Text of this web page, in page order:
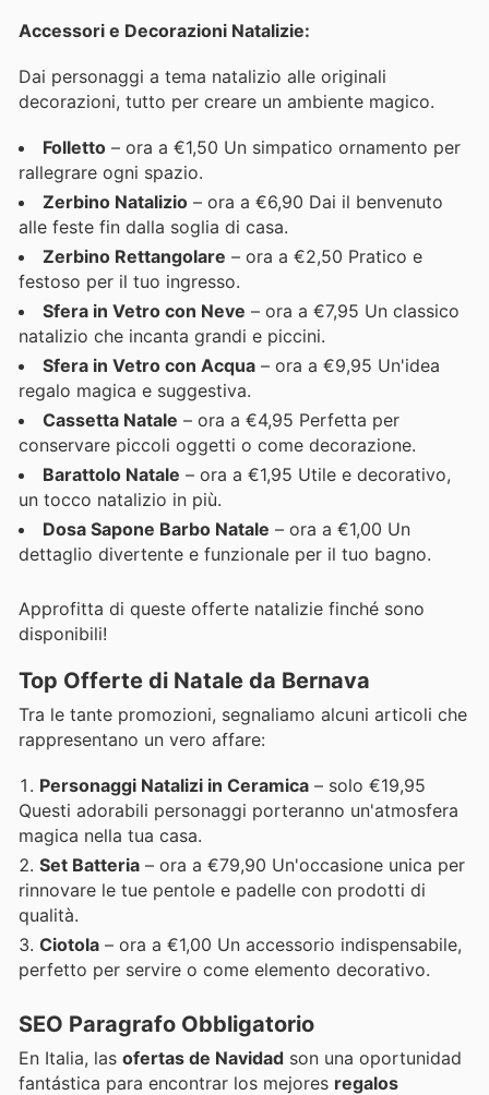
Accessori e Decorazioni Natalizie:
Dai personaggi a tema natalizio alle originali
decorazioni, tutto per creare un ambiente magico.
Folletto – ora a €1,50 Un simpatico ornamento per
rallegrare ogni spazio.
Zerbino Natalizio – ora a €6,90 Dai il benvenuto
alle feste fin dalla soglia di casa.
Zerbino Rettangolare – ora a €2,50 Pratico e
festoso per il tuo ingresso.
Sfera in Vetro con Neve – ora a €7,95 Un classico
natalizio che incanta grandi e piccini.
Sfera in Vetro con Acqua – ora a €9,95 Un'idea
regalo magica e suggestiva.
Cassetta Natale – ora a €4,95 Perfetta per
conservare piccoli oggetti o come decorazione.
Barattolo Natale – ora a €1,95 Utile e decorativo,
un tocco natalizio in più.
Dosa Sapone Barbo Natale – ora a €1,00 Un
dettaglio divertente e funzionale per il tuo bagno.
Approfitta di queste offerte natalizie finché sono
disponibili!
Top Offerte di Natale da Bernava
Tra le tante promozioni, segnaliamo alcuni articoli che
rappresentano un vero affare:
Personaggi Natalizi in Ceramica – solo €19,95
Questi adorabili personaggi porteranno un'atmosfera
magica nella tua casa.
Set Batteria – ora a €79,90 Un'occasione unica per
rinnovare le tue pentole e padelle con prodotti di
qualità.
Ciotola – ora a €1,00 Un accessorio indispensabile,
perfetto per servire o come elemento decorativo.
SEO Paragrafo Obbligatorio
En Italia, las ofertas de Navidad son una oportunidad
fantástica para encontrar los mejores regalos